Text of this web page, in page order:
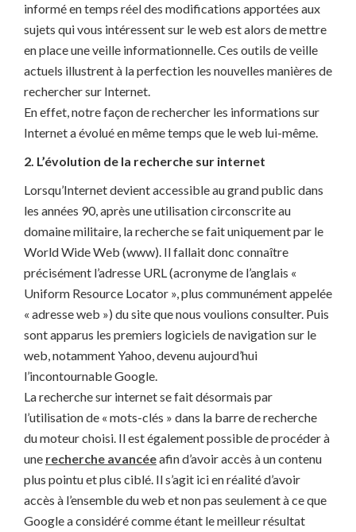
informé en temps réel des modifications apportées aux
sujets qui vous intéressent sur le web est alors de mettre
en place une veille informationnelle. Ces outils de veille
actuels illustrent à la perfection les nouvelles manières de
rechercher sur Internet.
En effet, notre façon de rechercher les informations sur
Internet a évolué en même temps que le web lui-même.
2. L’évolution de la recherche sur internet
Lorsqu’Internet devient accessible au grand public dans
les années 90, après une utilisation circonscrite au
domaine militaire, la recherche se fait uniquement par le
World Wide Web (www). Il fallait donc connaître
précisément l’adresse URL (acronyme de l’anglais «
Uniform Resource Locator », plus communément appelée
« adresse web ») du site que nous voulions consulter. Puis
sont apparus les premiers logiciels de navigation sur le
web, notamment Yahoo, devenu aujourd’hui
l’incontournable Google.
La recherche sur internet se fait désormais par
l’utilisation de « mots-clés » dans la barre de recherche
du moteur choisi. Il est également possible de procéder à
une recherche avancéeafin d’avoir accès à un contenu
plus pointu et plus ciblé. Il s’agit ici en réalité d’avoir
accès à l’ensemble du web et non pas seulement à ce que
Google a considéré comme étant le meilleur résultat